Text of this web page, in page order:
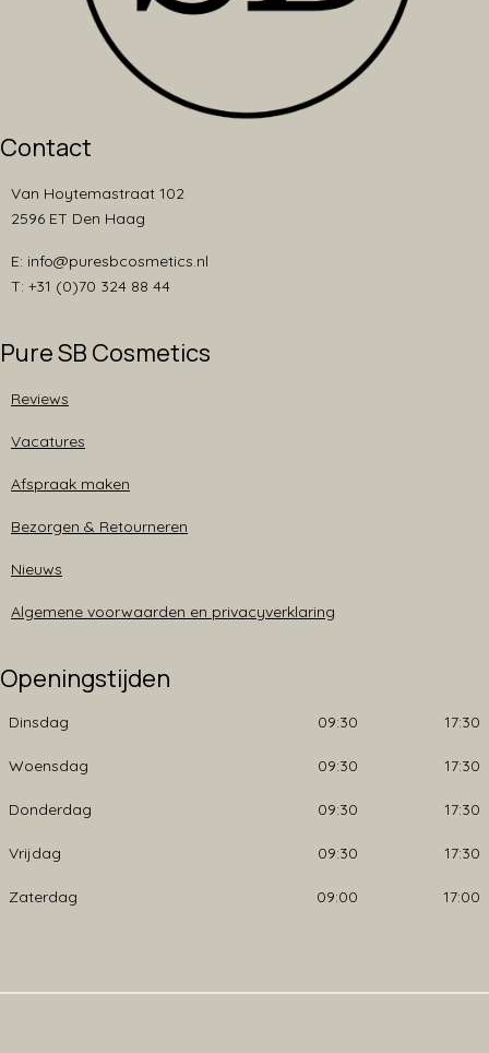
Contact
Van Hoytemastraat 102
2596 ET Den Haag
E: info@puresbcosmetics.nl
T: +31 (0)70 324 88 44
Pure SB Cosmetics
Reviews
Vacatures
Afspraak maken
Bezorgen & Retourneren
Nieuws
Algemene voorwaarden en privacyverklaring
Openingstijden
Dinsdag 09:30 17:30
Woensdag 09:30 17:30
Donderdag 09:30 17:30
Vrijdag 09:30 17:30
Zaterdag 09:00 17:00